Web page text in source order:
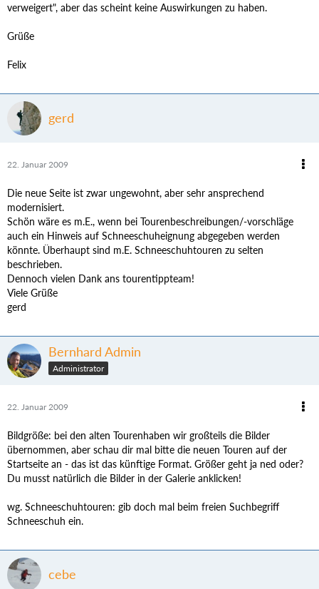
verweigert", aber das scheint keine Auswirkungen zu haben.
Grüße
Felix
gerd
22. Januar 2009
Die neue Seite ist zwar ungewohnt, aber sehr ansprechend
modernisiert.
Schön wäre es m.E., wenn bei Tourenbeschreibungen/-vorschläge
auch ein Hinweis auf Schneeschuheignung abgegeben werden
könnte. Überhaupt sind m.E. Schneeschuhtouren zu selten
beschrieben.
Dennoch vielen Dank ans tourentippteam!
Viele Grüße
gerd
Bernhard Admin
Administrator
22. Januar 2009
Bildgröße: bei den alten Tourenhaben wir großteils die Bilder
übernommen, aber schau dir mal bitte die neuen Touren auf der
Startseite an - das ist das künftige Format. Größer geht ja ned oder?
Du musst natürlich die Bilder in der Galerie anklicken!
wg. Schneeschuhtouren: gib doch mal beim freien Suchbegriff
Schneeschuh ein.
cebe